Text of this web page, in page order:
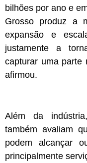
bilhões por ano e
Grosso produz a
expansão e
justamente a
capturar uma parte
afirmou.
Além da
também avaliam
podem alcançar
principalmente